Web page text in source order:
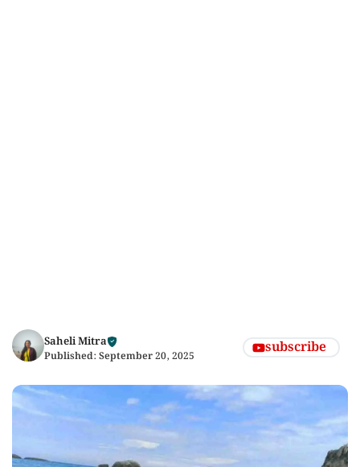
Saheli Mitra
Published: September 20, 2025 subscribe